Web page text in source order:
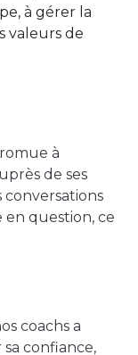
à gérer la
valeurs de
à
de ses
conversations
en question, ce
coachs a
confiance,